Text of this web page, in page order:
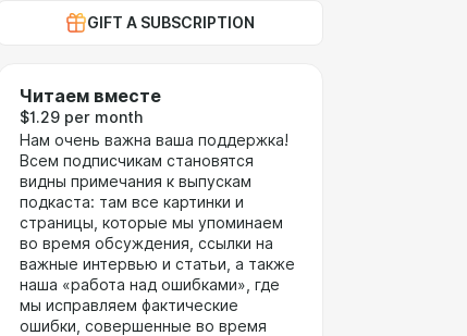
GIFT A SUBSCRIPTION
Читаем вместе
$1.29 per month
Нам очень важна ваша поддержка!
Всем подписчикам становятся
видны примечания к выпускам
подкаста: там все картинки и
страницы, которые мы упоминаем
во время обсуждения, ссылки на
важные интервью и статьи, а также
наша «работа над ошибками», где
мы исправляем фактические
ошибки, совершенные во время